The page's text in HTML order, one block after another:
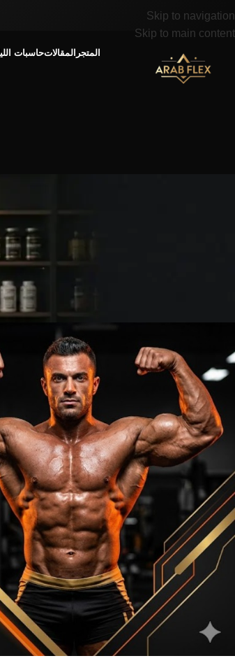
Skip to navigation
Skip to main content
المتجر المقالاتحاسبات
أسعار